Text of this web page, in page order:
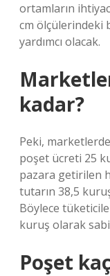
ortamların
cm ölçülerindeki
yardımcı olacak.
kadar?
Peki,
poşet ücreti 25
pazara getirilen
tutarın 38,5
Böylece
kuruş olarak
Poşet